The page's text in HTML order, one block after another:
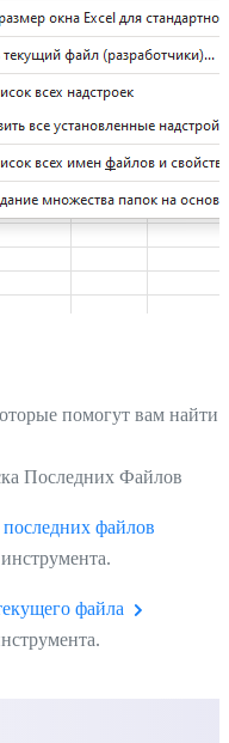
помогут вам найти
Последних Файлов
файлов
файла